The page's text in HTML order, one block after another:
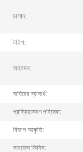
চালান:
টাইপ:
আবেদন:
বাহিরের ব্যাসার্ধ:
প্রক্রিয়াকরণ পরিষেবা:
বিভাগ আকৃতি:
সারফেস ফিনিস: